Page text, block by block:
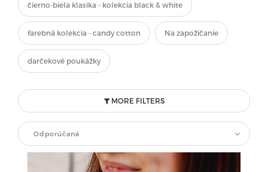
čierno-biela klasika - kolekcia black & white
farebná kolekcia - candy cotton Na zapožičanie
darčekové poukážky
MORE FILTERS
Odporúčané